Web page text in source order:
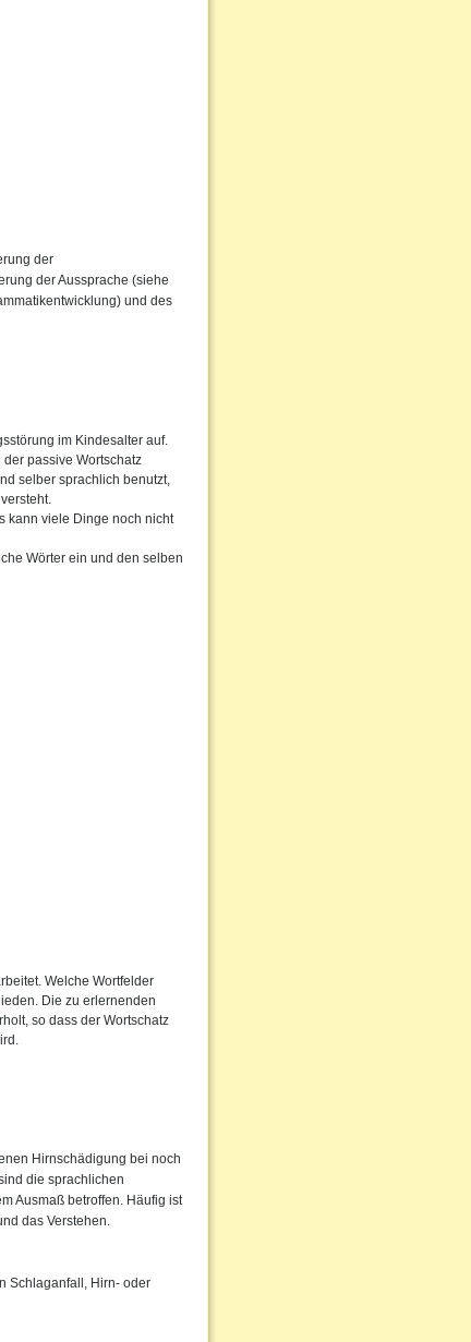
der
der Aussprache (siehe
und des
im Kindesalter auf.
passive Wortschatz
selber sprachlich benutzt,
kann viele Dinge noch nicht
Wörter ein und den selben
Welche Wortfelder
Die zu erlernenden
so dass der Wortschatz
Hirnschädigung bei noch
die sprachlichen
Ausmaß betroffen. Häufig ist
das Verstehen.
Schlaganfall, Hirn- oder